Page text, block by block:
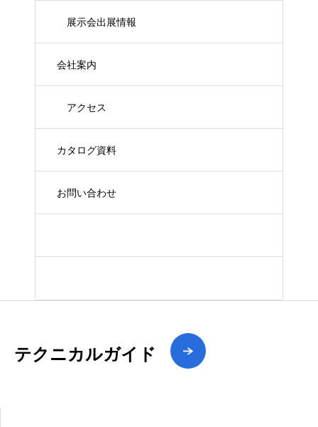
展示会出展情報
会社案内
アクセス
カタログ資料
お問い合わせ
テクニカルガイド